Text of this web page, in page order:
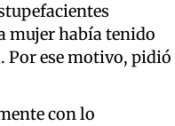
mujer había tenido
Por ese motivo, pidió
con lo